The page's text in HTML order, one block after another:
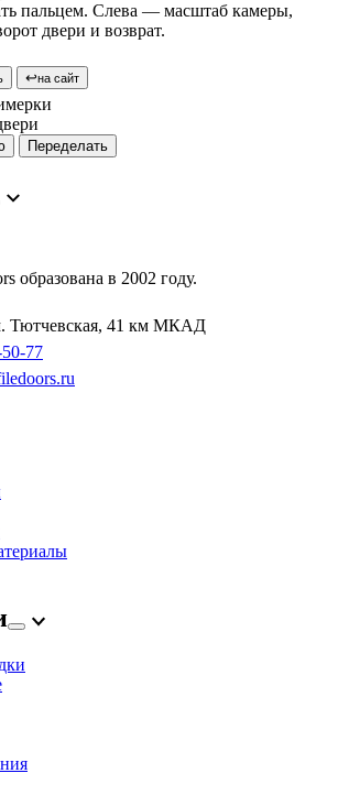
пальцем. Слева — масштаб камеры,
двери и возврат.
↩на сайт
Переделать
образована в 2002 году.
Тютчевская, 41 км МКАД
77